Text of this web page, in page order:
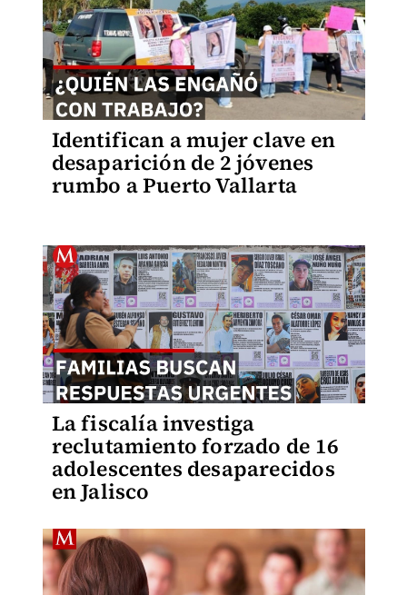
Identifican a mujer clave en
desaparición de 2 jóvenes
rumbo a Puerto Vallarta
La fiscalía investiga
reclutamiento forzado de 16
adolescentes desaparecidos
en Jalisco